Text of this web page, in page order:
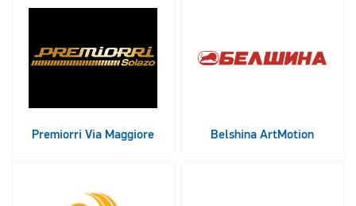
Premiorri Via Maggiore Belshina ArtMotion